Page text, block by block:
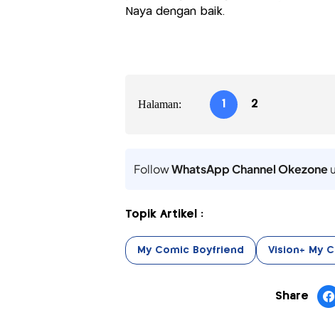
Naya dengan baik.
Halaman: 1 2
FollowWhatsApp Channel Okezone
Topik Artikel :
My Comic Boyfriend Vision+ My
Share